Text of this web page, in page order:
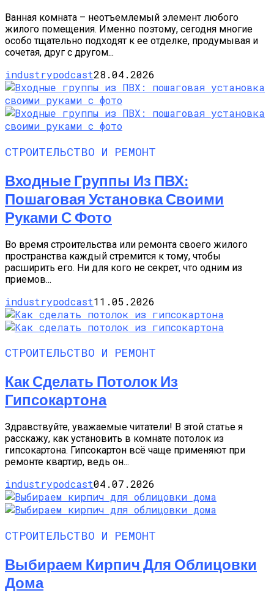
Ванная комната – неотъемлемый элемент любого
жилого помещения. Именно поэтому, сегодня многие
особо тщательно подходят к ее отделке, продумывая и
сочетая, друг с другом...
industrypodcast28.04.2026
СТРОИТЕЛЬСТВО И РЕМОНТ
Входные Группы Из ПВХ:
Пошаговая Установка Своими
Руками С Фото
Во время строительства или ремонта своего жилого
пространства каждый стремится к тому, чтобы
расширить его. Ни для кого не секрет, что одним из
приемов...
industrypodcast11.05.2026
СТРОИТЕЛЬСТВО И РЕМОНТ
Как Сделать Потолок Из
Гипсокартона
Здравствуйте, уважаемые читатели! В этой статье я
расскажу, как установить в комнате потолок из
гипсокартона. Гипсокартон всё чаще применяют при
ремонте квартир, ведь он...
industrypodcast04.07.2026
СТРОИТЕЛЬСТВО И РЕМОНТ
Выбираем Кирпич Для Облицовки
Дома